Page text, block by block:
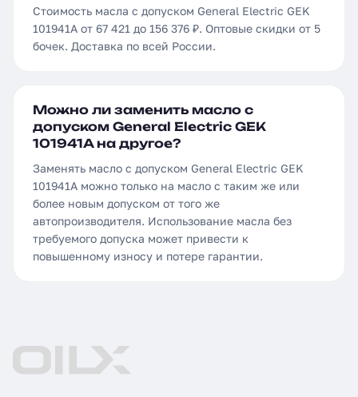
Стоимость масла с допуском General Electric GEK
101941A от 67 421 до 156 376 ₽. Оптовые скидки от 5
бочек. Доставка по всей России.
Можно ли заменить масло с
допуском General Electric GEK
101941A на другое?
Заменять масло с допуском General Electric GEK
101941A можно только на масло с таким же или
более новым допуском от того же
автопроизводителя. Использование масла без
требуемого допуска может привести к
повышенному износу и потере гарантии.